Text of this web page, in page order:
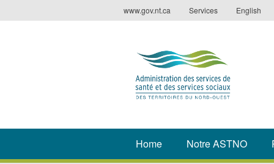
to
www.gov.nt.ca Services English
Home Notre ASTNO